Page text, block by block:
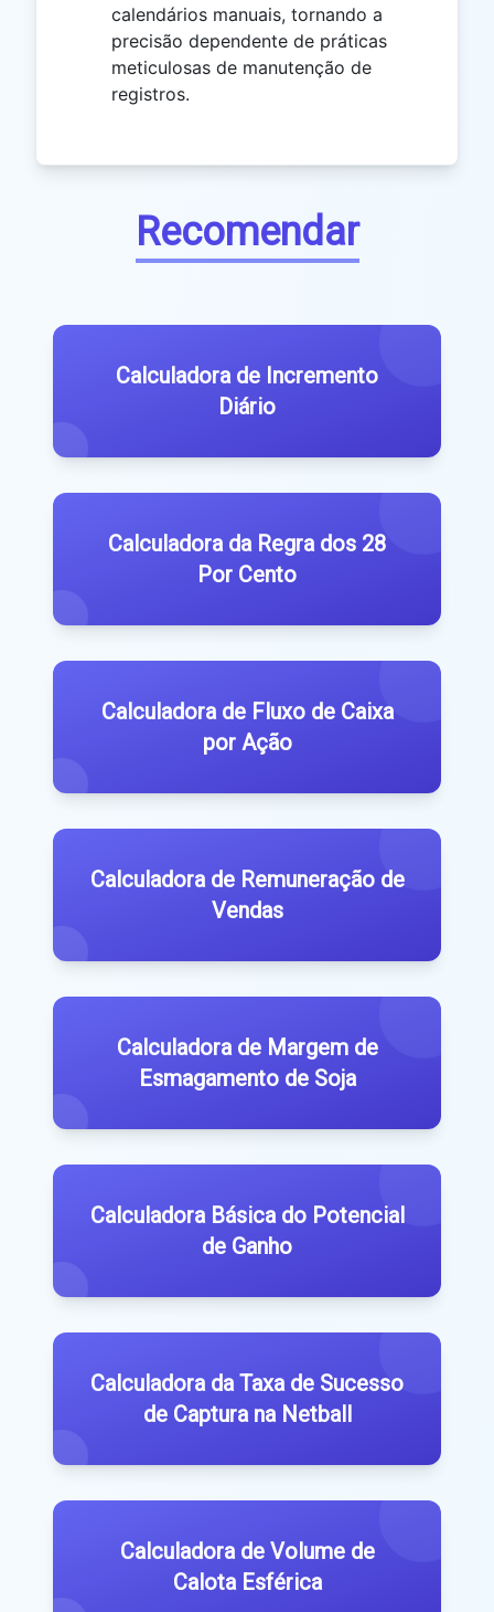
calendários manuais, tornando a
precisão dependente de práticas
meticulosas de manutenção de
registros.
Recomendar
Calculadora de Incremento
Diário
Calculadora da Regra dos 28
Por Cento
Calculadora de Fluxo de Caixa
por Ação
Calculadora de Remuneração de
Vendas
Calculadora de Margem de
Esmagamento de Soja
Calculadora Básica do Potencial
de Ganho
Calculadora da Taxa de Sucesso
de Captura na Netball
Calculadora de Volume de
Calota Esférica